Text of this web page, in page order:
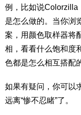
例，比如说Colorzilla
是怎么做的。当你浏
案，用颜色取样器将
相，看看什么饱和度
色都是怎么相互搭配
如果有疑问，你可以
远离“惨不忍睹”了。